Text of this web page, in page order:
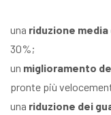
una riduzione
30%;
un miglioramento
pronte più
una riduzione dei